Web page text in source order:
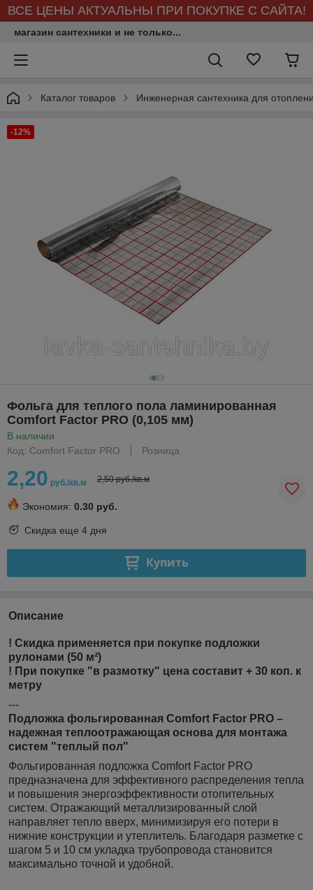
ВСЕ ЦЕНЫ АКТУАЛЬНЫ ПРИ ПОКУПКЕ С САЙТА!
магазин сантехники и не только...
Каталог товаров Инженерная сантехника для
-12%
Фольга для теплого пола ламинированная
Comfort Factor PRO (0,105 мм)
В наличии
Код: Comfort Factor PRO
Розница
2,20 руб./кв.м 2,50 руб./кв.м
Экономия: 0.30 руб.
Скидка еще 4 дня
Купить
Описание
! Скидка применяется при покупке подложки
рулонами (50 м²)
! При покупке "в размотку" цена составит + 30 коп. к
метру
---
Подложка фольгированная Comfort Factor PRO –
надежная теплоотражающая основа для монтажа
систем "теплый пол"
Фольгированная подложка Comfort Factor PRO
предназначена для эффективного распределения тепла
и повышения энергоэффективности отопительных
систем. Отражающий металлизированный слой
направляет тепло вверх, минимизируя его потери в
нижние конструкции и утеплитель. Благодаря разметке с
шагом 5 и 10 см укладка трубопровода становится
максимально точной и удобной.